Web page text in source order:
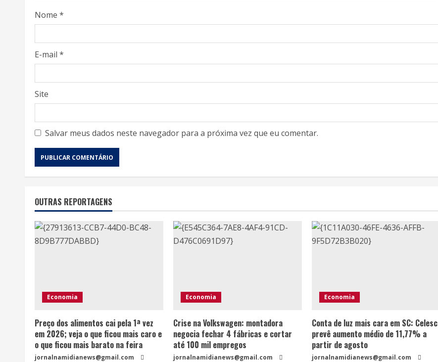
Nome *
E-mail *
Site
Salvar meus dados neste navegador para a próxima vez que eu comentar.
OUTRAS REPORTAGENS
Economia
Preço dos alimentos cai pela 1ª vez
em 2026; veja o que ficou mais caro e
o que ficou mais barato na feira
jornalnamidianews@gmail.com
Economia
Crise na Volkswagen: montadora
negocia fechar 4 fábricas e cortar
até 100 mil empregos
jornalnamidianews@gmail.com
Economia
Conta de luz mais cara em SC: Celesc
prevê aumento médio de 11,77% a
partir de agosto
jornalnamidianews@gmail.com